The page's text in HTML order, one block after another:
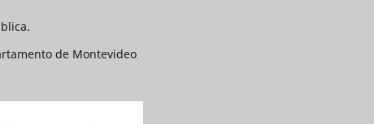
de Montevideo